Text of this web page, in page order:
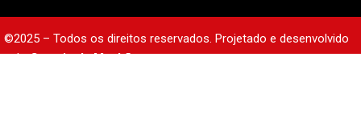
©2025 – Todos os direitos reservados. Projetado e desenvolvido
peloCorreio da Manhã.